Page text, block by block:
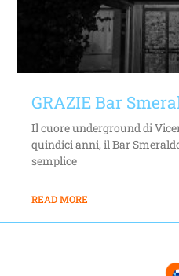
GRAZIE Bar
Il cuore underground di
quindici anni, il Bar
semplice
READ MORE